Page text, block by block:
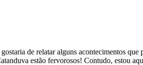
de relatar alguns acontecimentos
estão fervorosos! Contudo, estou